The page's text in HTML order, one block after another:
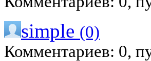
simple (0)
Комментариев: 0,